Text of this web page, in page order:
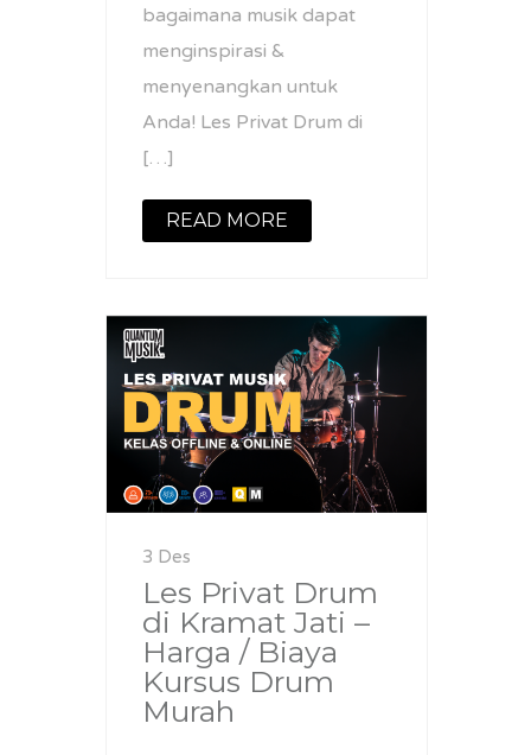
bagaimana musik dapat
menginspirasi &
menyenangkan untuk
Anda! Les Privat Drum di
[…]
READ MORE
3 Des
Les Privat Drum
di Kramat Jati –
Harga / Biaya
Kursus Drum
Murah